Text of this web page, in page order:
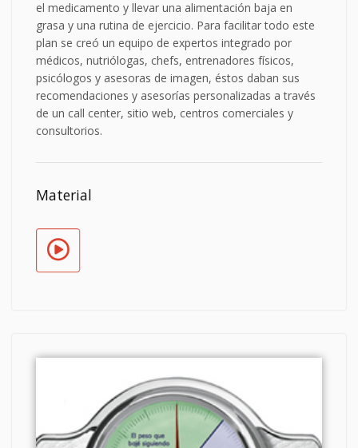
el medicamento y llevar una alimentación baja en
grasa y una rutina de ejercicio. Para facilitar todo este
plan se creó un equipo de expertos integrado por
médicos, nutriólogas, chefs, entrenadores físicos,
psicólogos y asesoras de imagen, éstos daban sus
recomendaciones y asesorías personalizadas a través
de un call center, sitio web, centros comerciales y
consultorios.
Material